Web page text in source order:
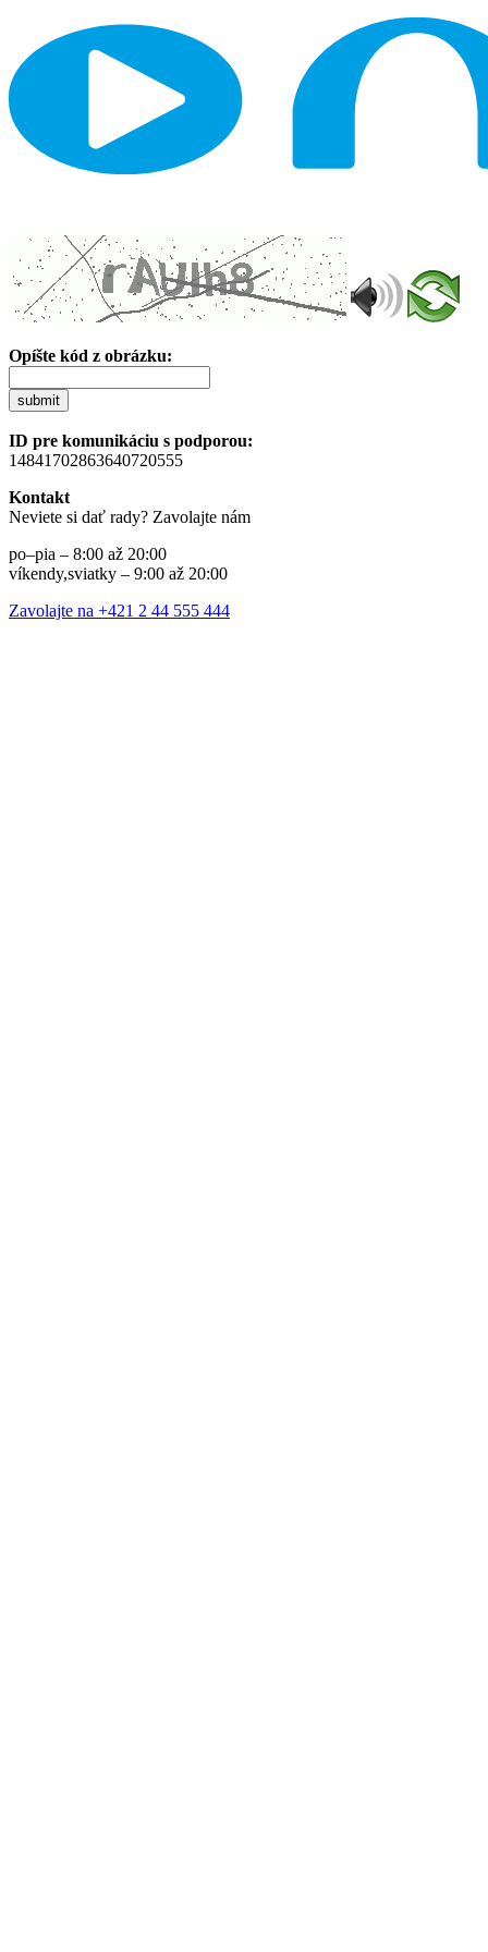
Opíšte kód z obrázku:
submit
ID pre komunikáciu s podporou:
14841702863640720555
Kontakt
Neviete si dať rady? Zavolajte nám
po–pia – 8:00 až 20:00
víkendy,sviatky – 9:00 až 20:00
Zavolajte na +421 2 44 555 444